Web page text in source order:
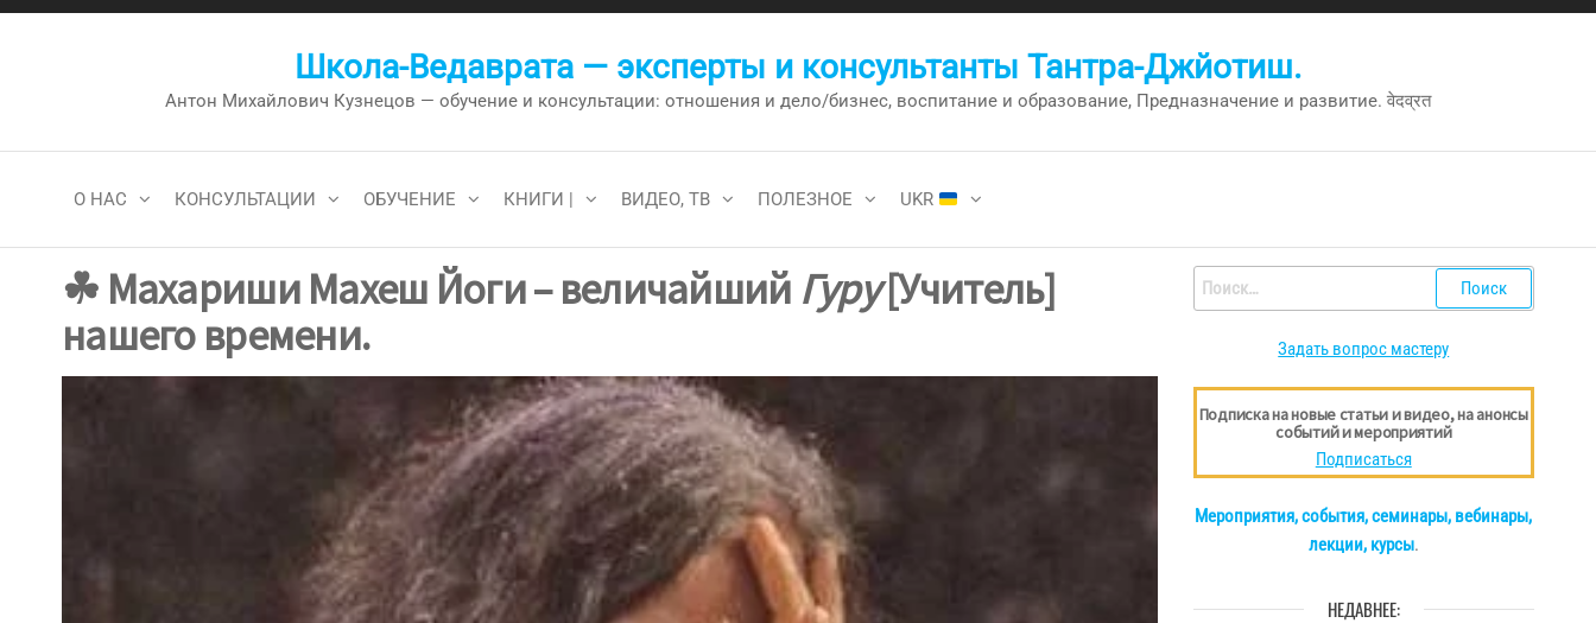
Перейти
Школа-Ведаврата — эксперты и консультанты Тантра-Джйотиш.
Антон Михайлович Кузнецов — обучение и консультации: отношения и дело/бизнес, воспитание и образование, Предназначение и развитие. वेदव्रत
О НАС КОНСУЛЬТАЦИИ ОБУЧЕНИЕ КНИГИ | ВИДЕО, ТВ ПОЛЕЗНОЕ UKR
☘ Махариши Махеш Йоги – величайший Гуру[Учитель]
нашего времени.
Найти:
Задать вопрос мастеру
Подписка на новые статьи и видео, на анонсы
событий и мероприятий
Подписаться
Мероприятия, события, семинары, вебинары,
лекции, курсы.
НЕДАВНЕЕ: